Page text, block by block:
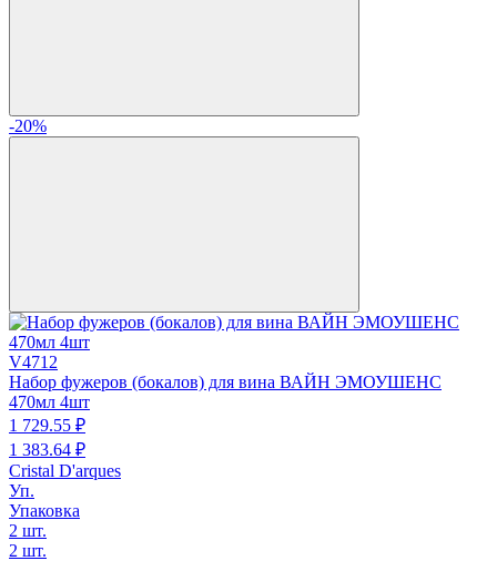
-20%
V4712
Набор фужеров (бокалов) для вина ВАЙН ЭМОУШЕНС
470мл 4шт
1 729.55 ₽
1 383.64 ₽
Cristal D'arques
Уп.
Упаковка
2 шт.
2 шт.